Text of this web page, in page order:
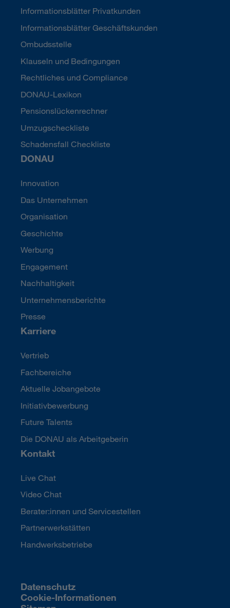
Informationsblätter Privatkunden
Informationsblätter Geschäftskunden
Ombudsstelle
Klauseln und Bedingungen
Rechtliches und Compliance
DONAU-Lexikon
Pensionslückenrechner
Umzugscheckliste
Schadensfall Checkliste
DONAU
Innovation
Das Unternehmen
Organisation
Geschichte
Werbung
Engagement
Nachhaltigkeit
Unternehmensberichte
Presse
Karriere
Vertrieb
Fachbereiche
Aktuelle Jobangebote
Initiativbewerbung
Future Talents
Die DONAU als Arbeitgeberin
Kontakt
Live Chat
Video Chat
Berater:innen und Servicestellen
Partnerwerkstätten
Handwerksbetriebe
Datenschutz
Cookie-Informationen